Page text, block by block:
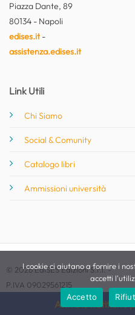
Attiva le notifiche
Piazza Dante, 89
80134 - Napoli
edises.it-
assistenza.edises.it
Link Utili
Chi Siamo
Social & Comunity
Catalogo libri
Ammissioni università
© 2026 EdiSES Edizioni S.r.l. -
P.IVA 09029561215
I cookie ci aiutano a fornire i
accetti
Accetto